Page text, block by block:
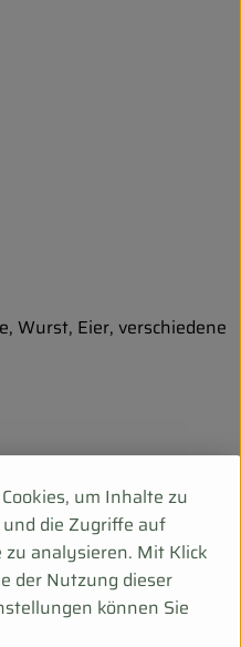
Wurst, Eier, verschiedene
und auf 0,6
und den eigenen
Streuobstgärten liefern
um Inhalte zu
die Zugriffe auf
zu analysieren. Mit Klick
der Nutzung dieser
können Sie